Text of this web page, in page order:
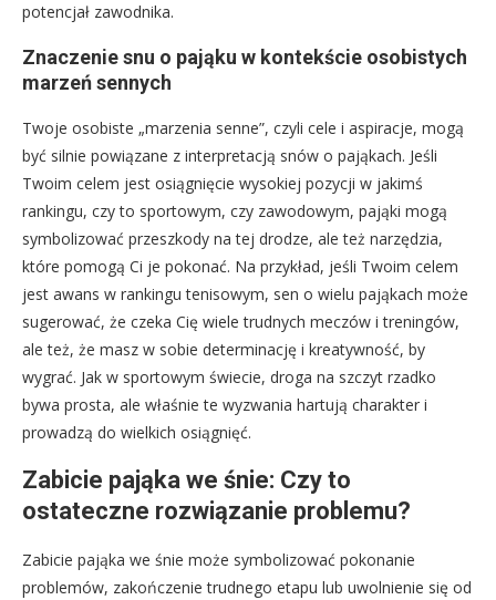
potencjał zawodnika.
Znaczenie snu o pająku w kontekście osobistych
marzeń sennych
Twoje osobiste „marzenia senne”, czyli cele i aspiracje, mogą
być silnie powiązane z interpretacją snów o pająkach. Jeśli
Twoim celem jest osiągnięcie wysokiej pozycji w jakimś
rankingu, czy to sportowym, czy zawodowym, pająki mogą
symbolizować przeszkody na tej drodze, ale też narzędzia,
które pomogą Ci je pokonać. Na przykład, jeśli Twoim celem
jest awans w rankingu tenisowym, sen o wielu pająkach może
sugerować, że czeka Cię wiele trudnych meczów i treningów,
ale też, że masz w sobie determinację i kreatywność, by
wygrać. Jak w sportowym świecie, droga na szczyt rzadko
bywa prosta, ale właśnie te wyzwania hartują charakter i
prowadzą do wielkich osiągnięć.
Zabicie pająka we śnie: Czy to
ostateczne rozwiązanie problemu?
Zabicie pająka we śnie może symbolizować pokonanie
problemów, zakończenie trudnego etapu lub uwolnienie się od